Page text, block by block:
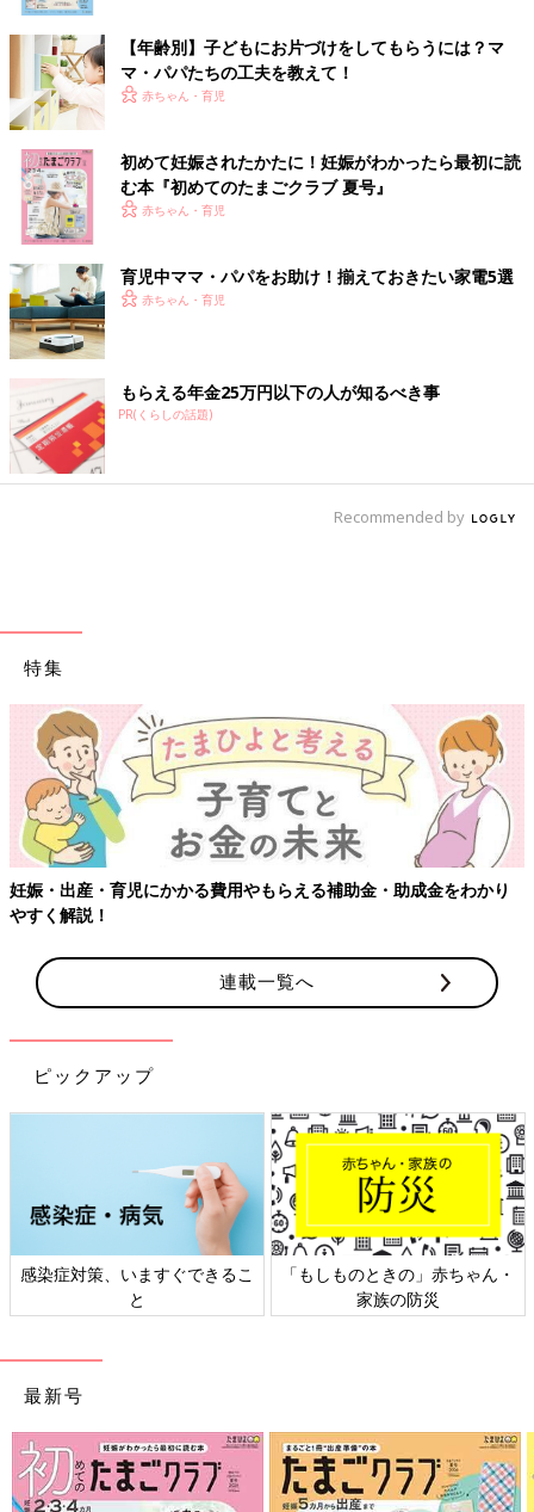
早いもので、離婚してからもう半年が経とうとしています。
まだ子ども部屋には段ボールが積まれているんですけどね！もう
離婚直後は月に１～２回しか会っていなかったので、次女はパパ
のこと憶えてるのかな？なんて思ったりもしたのですが、いくら
１・２歳児でもそんな簡単には忘れないですよね。
一緒に出かけて買ってもらったおもちゃなど、家で「ぱぱ（パパ
に買ってもらった）」と教えてくれます。
普段はいないけど、週末一緒にお出かけするパパ。
次女の中では、パパ＝ご飯を食べにつれて行ってくれる人、かも
ちなみに先日長女の誕生日があったのですが、「パパとママが離
婚したから、２人からそれぞれプレゼントもらえる～♪うれしい
【年齢別】子どもにお片づけをしてもらうには？マ
マ・パパたちの工夫を教えて！
赤ちゃん・育児
初めて妊娠されたかたに！妊娠がわかったら最初に読
む本『初めてのたまごクラブ 夏号』
赤ちゃん・育児
育児中ママ・パパをお助け！揃えておきたい家電5選
赤ちゃん・育児
もらえる年金25万円以下の人が知るべき事
PR(くらしの話題)
Recommended by
特集
妊娠・出産・育児にかかる費用やもらえる補助金・助成金をわかり
やすく解説！
連載一覧へ
ピックアップ
感染症対策、いますぐできるこ
と
「もしものときの」赤ちゃん・
家族の防災
最新号